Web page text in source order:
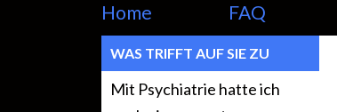
Home FAQ
WAS TRIFFT AUF SIE ZU
Mit Psychiatrie hatte ich